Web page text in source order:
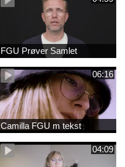
FGU Prøver Samlet
06:16
Camilla FGU m tekst
04:09